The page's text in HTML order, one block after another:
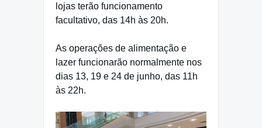
lojas terão funcionamento
facultativo, das 14h às 20h.
As operações de alimentação e
lazer funcionarão normalmente nos
dias 13, 19 e 24 de junho, das 11h
às 22h.